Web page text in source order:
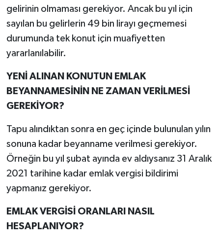
gelirinin olmaması gerekiyor. Ancak bu yıl için
sayılan bu gelirlerin 49 bin lirayı geçmemesi
durumunda tek konut için muafiyetten
yararlanılabilir.
YENİ ALINAN KONUTUN EMLAK
BEYANNAMESİNİN NE ZAMAN VERİLMESİ
GEREKİYOR?
Tapu alındıktan sonra en geç içinde bulunulan yılın
sonuna kadar beyanname verilmesi gerekiyor.
Örneğin bu yıl şubat ayında ev aldıysanız 31 Aralık
2021 tarihine kadar emlak vergisi bildirimi
yapmanız gerekiyor.
EMLAK VERGİSİ ORANLARI NASIL
HESAPLANIYOR?